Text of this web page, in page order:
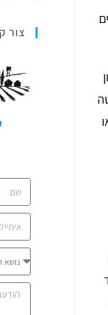
צור